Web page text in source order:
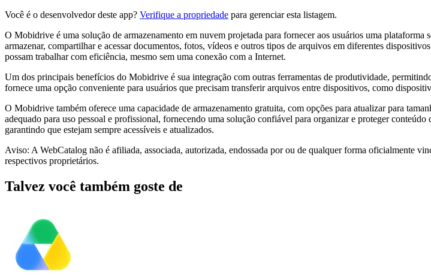
Você é o desenvolvedor deste app? Verifique a propriedade para gerenciar esta listagem.
O Mobidrive é uma solução de armazenamento em nuvem projetada para fornecer aos usuários uma
armazenar, compartilhar e acessar documentos, fotos, vídeos e outros tipos de arquivos em diferentes
possam trabalhar com eficiência, mesmo sem uma conexão com a Internet.
Um dos principais benefícios do Mobidrive é sua integração com outras ferramentas de produtividade,
fornece uma opção conveniente para usuários que precisam transferir arquivos entre dispositivos, como
O Mobidrive também oferece uma capacidade de armazenamento gratuita, com opções para atualizar para
adequado para uso pessoal e profissional, fornecendo uma solução confiável para organizar e proteger
garantindo que estejam sempre acessíveis e atualizados.
Aviso: A WebCatalog não é afiliada, associada, autorizada, endossada por ou de qualquer forma oficialmente
respectivos proprietários.
Talvez você também goste de